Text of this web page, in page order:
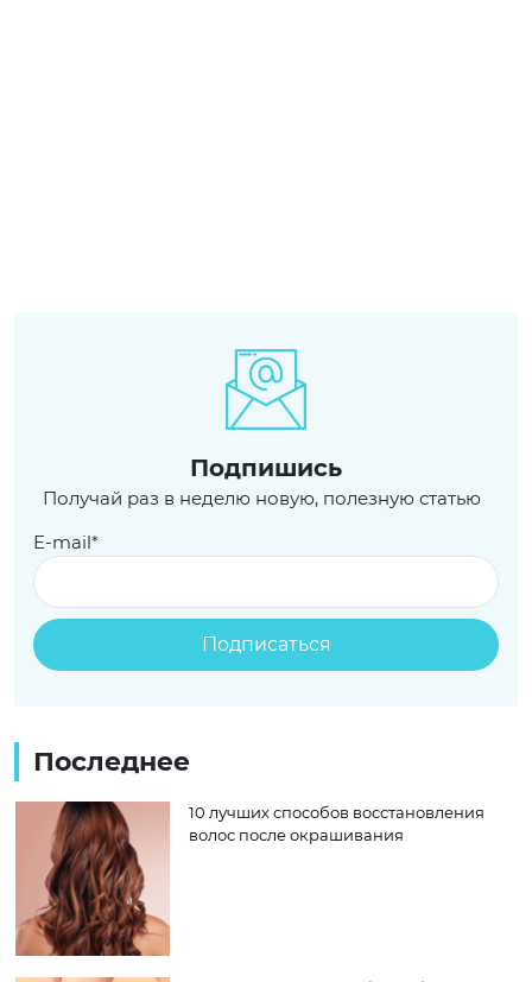
Подпишись
Получай раз в неделю новую, полезную статью
E-mail*
Последнее
10 лучших способов восстановления
волос после окрашивания